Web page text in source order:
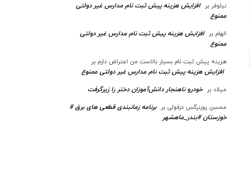
نیلوفر بر
افزایش هزینه پیش ثبت نام مدارس غیر دولتی
ممنوع
الهام بر
افزایش هزینه پیش ثبت نام مدارس غیر دولتی
ممنوع
هزینه پیش ثبت نام بسیار بالاست من اعتراض دارم بر
افزایش هزینه پیش ثبت نام مدارس غیر دولتی ممنوع
میلاد بر خودرو ناهنجار دانش‌آموزان دختر را زیرگرفت
محسن پورنرگس دزفولی بر
برنامه زمانبندی قطعی های برق #
خوزستان #بندر_ماهشهر